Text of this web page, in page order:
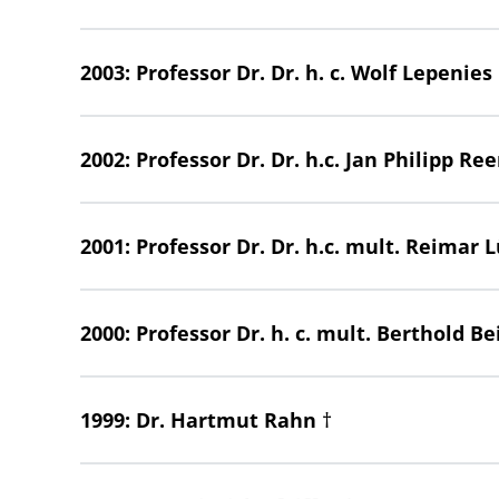
2003: Professor Dr. Dr. h. c. Wolf Lepenies
2002: Professor Dr. Dr. h.c. Jan Philipp
2001: Professor Dr. Dr. h.c. mult. Reimar
2000: Professor Dr. h. c. mult. Berthold
1999: Dr. Hartmut Rahn †